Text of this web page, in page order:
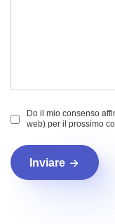
Do il mio consenso
web) per il prossimo
Inviare